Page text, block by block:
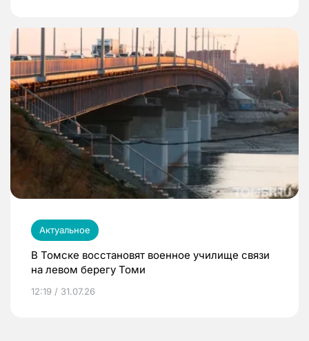
Актуальное
В Томске восстановят военное училище связи
на левом берегу Томи
12:19 / 31.07.26